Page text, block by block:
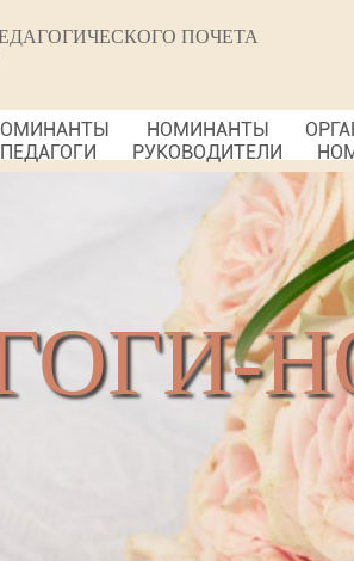
ПОЧЕТА
ПЕДАГОГИ
НОМИНАНТЫ
РУКОВОДИТЕЛИ